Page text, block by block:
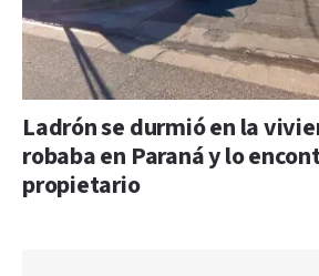
Ladrón se durmió en la
robaba en Paraná y lo
propietario